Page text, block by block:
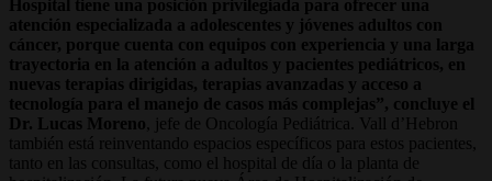
Hospital tiene una posición privilegiada para ofrecer una
atención especializada a adolescentes y jóvenes adultos con
cáncer, porque cuenta con equipos con experiencia y una larga
trayectoria en la atención a adultos y pacientes pediátricos, en
nuevas terapias dirigidas, terapias avanzadas y acceso a
tecnología para el manejo de casos más complejas”, concluye el
Dr. Lucas Moreno , jefe de Oncología Pediátrica. Vall d’Hebron
también está reinventando espacios específicos para estos pacientes,
tanto en las consultas, como el hospital de día o la planta de